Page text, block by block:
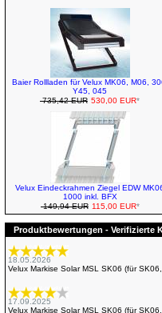
Baier Rollladen für Velux MK06, M06,
Y45, 045
735,42 EUR 530,00 EUR*
Velux Eindeckrahmen Ziegel EDW
1000 inkl. BFX
149,94 EUR 115,00 EUR*
Produktbewertungen - Verifizierte
18.05.2026
Velux Markise Solar MSL SK06 (für
17.09.2025
Velux Markise Solar MSL SK06 (für